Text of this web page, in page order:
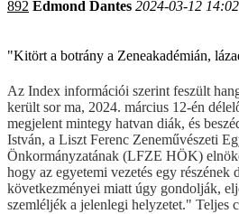
892 Edmond Dantes 2024-03-12
"Kitört a botrány a Zeneakadémián,
Az Index információi szerint feszült
került sor ma, 2024. március 12-én
megjelent mintegy hatvan diák, és
István, a Liszt Ferenc Zeneművészeti
Önkormányzatának (LFZE HÖK)
hogy az egyetemi vezetés egy részének
következményei miatt úgy gondolják,
szemléljék a jelenlegi helyzetet." Teljes